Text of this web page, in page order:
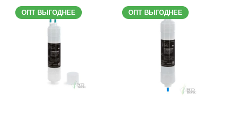
ОПТ ВЫГОДНЕЕ ОПТ ВЫГОДНЕЕ